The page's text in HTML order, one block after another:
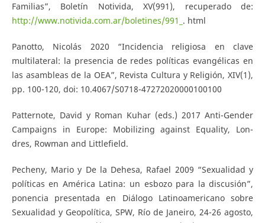
Familias”, Boletín Notivida, XV(991), recuperado de:
http://www.notivida.com.ar/boletines/991_ . html
Panotto, Nicolás 2020 “Incidencia religiosa en clave
multilateral: la presencia de redes políticas evangélicas en
las asambleas de la OEA”, Revista Cultura y Religión, XIV(1),
pp. 100-120, doi: 10.4067/S0718-47272020000100100
Patternote, David y Roman Kuhar (eds.) 2017 Anti-Gender
Campaigns in Europe: Mobilizing against Equality, Lon-
dres, Rowman and Littlefield.
Pecheny, Mario y De la Dehesa, Rafael 2009 “Sexualidad y
políticas en América Latina: un esbozo para la discusión”,
ponencia presentada en Diálogo Latinoamericano sobre
Sexualidad y Geopolítica, SPW, Río de Janeiro, 24-26 agosto,